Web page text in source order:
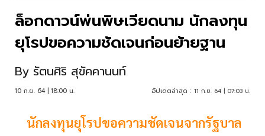
ล็อกดาวน์พ่นพิษเวียดนาม นักลงทุน
ยุโรปขอความชัดเจนก่อนย้ายฐาน
By รัตนศิริ สุขัคคานนท์
10 ก.ย. 64 | 18:00 น. อัปเดตล่าสุด : 11 ก.ย. 64 | 07:03 น.
นักลงทุนยุโรปขอความชัดเจนจากรัฐบาล